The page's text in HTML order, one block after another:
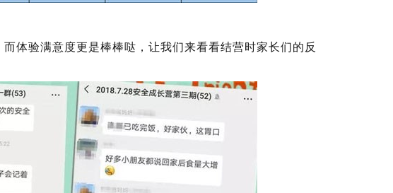
体验满意度更是棒棒哒，让我们来看看结营时家长们的反